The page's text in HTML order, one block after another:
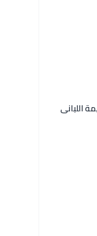
اللبانى